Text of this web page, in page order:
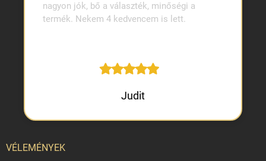
nagyon jók, bő a választék, minőségi a
termék. Nekem 4 kedvencem is lett.
Judit
VÉLEMÉNYEK